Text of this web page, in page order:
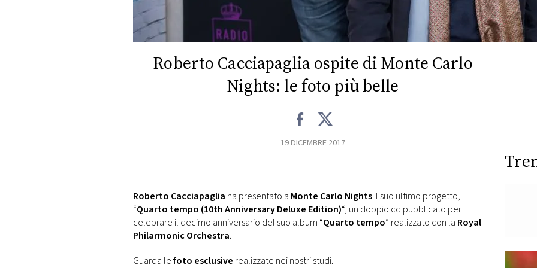
DI
MONACO
CONSIGLIA
Roberto Cacciapaglia ospite di Monte Carlo
Nights: le foto più belle
19 DICEMBRE 2017
Roberto Cacciapaglia ha presentato a Monte Carlo Nightsil suo ultimo progetto,
“Quarto tempo (10th Anniversary Deluxe Edition)“, un doppio cd pubblicato per
celebrare il decimo anniversario del suo album “Quarto tempo” realizzato con la Royal
Philarmonic Orchestra.
Guarda lefoto esclusive realizzate nei nostri studi.